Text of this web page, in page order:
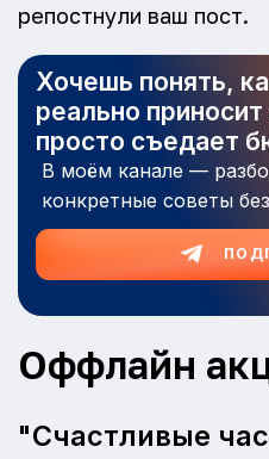
репостнули ваш пост.
Хочешь понять,
реально
просто съедает
В моём канале —
конкретные советы
Оффлайн
"Счастливые